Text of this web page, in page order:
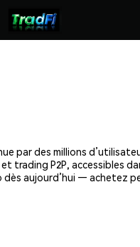
par des millions
trading P2P, accessibles
dès aujourd’hui —